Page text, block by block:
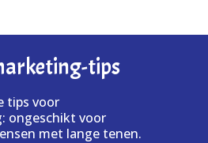
tips
tips voor
ongeschikt voor
met lange tenen.